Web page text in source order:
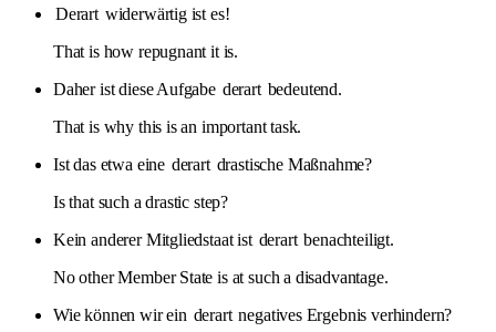
Derart widerwärtig ist es!
That is how repugnant it is.
Daher ist diese Aufgabe derart bedeutend.
That is why this is an important task.
Ist das etwa eine derart drastische Maßnahme?
Is that such a drastic step?
Kein anderer Mitgliedstaat ist derart benachteiligt.
No other Member State is at such a disadvantage.
Wie können wir ein derart negatives Ergebnis verhindern?